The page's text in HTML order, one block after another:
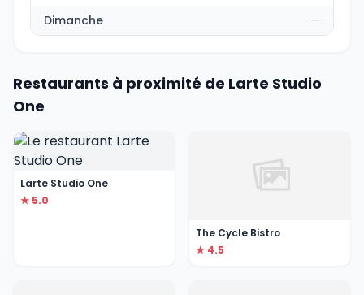
Dimanche
—
Restaurants à proximité de Larte Studio
One
Larte Studio One
★ 5.0
The Cycle Bistro
★ 4.5